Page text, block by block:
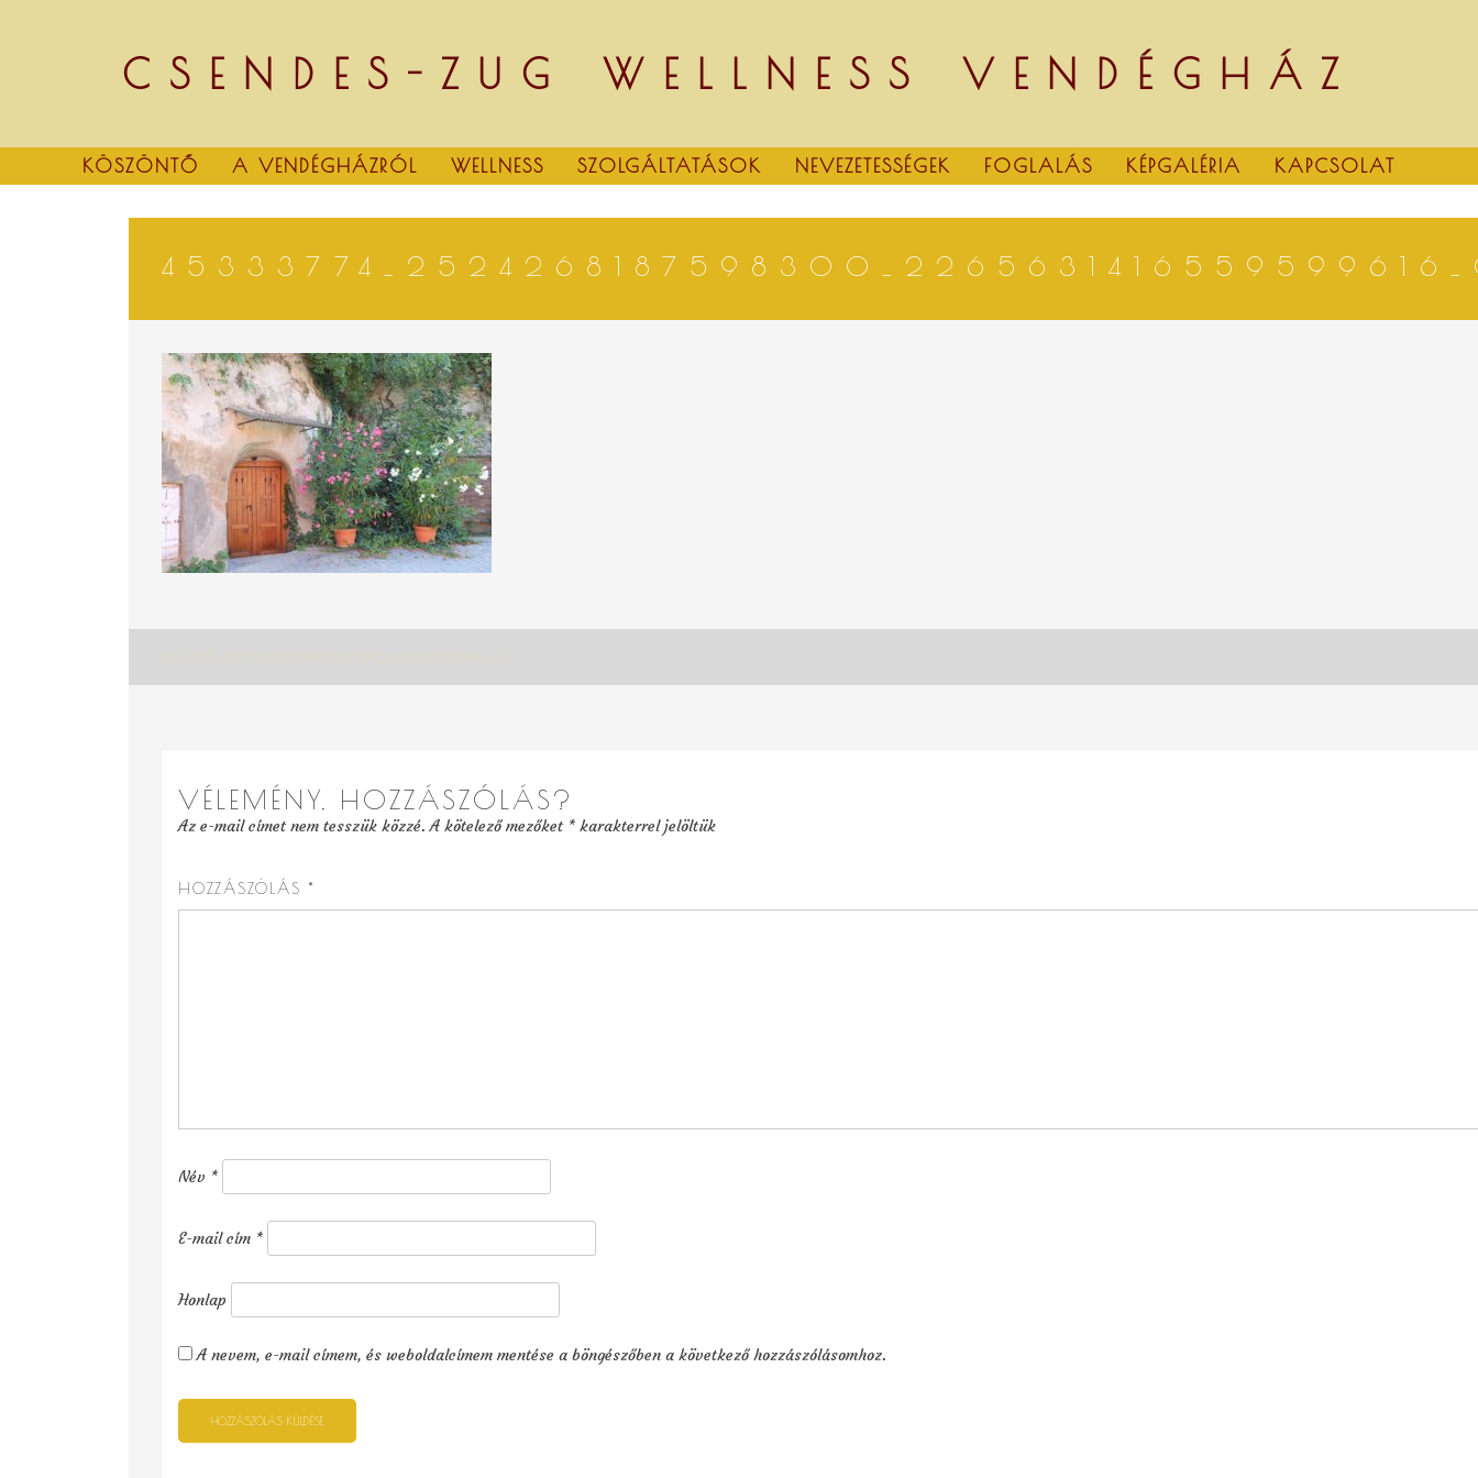
CSENDES-ZUG WELLNESS VENDÉGHÁZ
KÖSZÖNTŐ A VENDÉGHÁZRÓL WELLNESS SZOLGÁLTATÁSOK NEVEZETESSÉGEK FOGLALÁS KÉPGALÉRIA KAPCSOLAT
Bejegyzés
45333774_2524268187598300_2265631416559599616_O
VÉLEMÉNY, HOZZÁSZÓLÁS?
Az e-mail címet nem tesszük közzé. A kötelező mezőket * karakterrel jelöltük
HOZZÁSZÓLÁS *
Név *
E-mail cím *
Honlap
A nevem, e-mail címem, és weboldalcímem mentése a böngészőben a következő hozzászólásomhoz.